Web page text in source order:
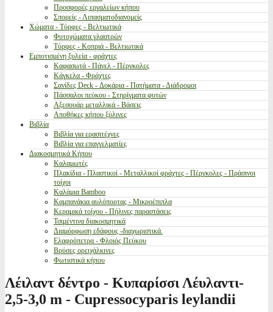
Προσφορές εργαλείων κήπου
Σπορείς - Λιπασματοδιανομείς
Χώματα - Τύρφες - Βελτιωτικά
Φυτοχώματα γλαστρών
Τύρφες - Κοπριά - Βελτιωτικά
Εμποτισμένη ξυλεία - φράχτες
Καφασωτά - Πάνελ - Πέργκολες
Κάγκελα - Φράχτες
Σανίδες Deck - Δοκάρια - Πατήματα - Διάδρομοι
Πάσσαλοι πεύκου - Στηρίγματα φυτών
Αξεσουάρ μεταλλικά - Βάσεις
Αποθήκες κήπου ξύλινες
Βιβλία
Βιβλία για ερασιτέχνες
Βιβλία για επαγγελματίες
Διακοσμητικά Κήπου
Καλαμωτές
Πλακίδια - Πλαστικοί - Μεταλλικοί φράχτες - Πέργκολες - Πράσινοι
τοίχοι
Καλάμια Bamboo
Καμπανάκια αυλόπορτας - Μικροέπιπλα
Κεραμικά τοίχου - Πήλινες παραστάσεις
Τσιμέντινα διακοσμητικά
Διαμόρφωση εδάφους -διαχωριστικά.
Ελαφρόπετρα - Φλοιός Πεύκου
Βρύσες ορειχάλκινες
Φωτιστικά κήπου
Λέιλαντ δέντρο - Κυπαρίσσι Λέυλαντι-
2,5-3,0 m - Cupressocyparis leylandii